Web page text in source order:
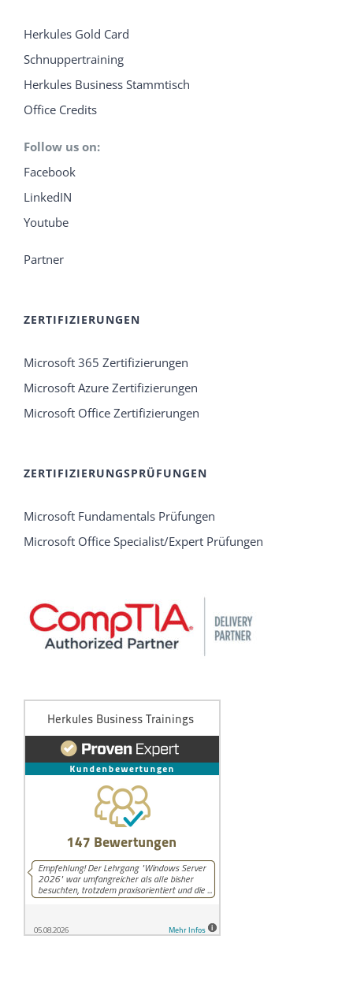
Herkules Gold Card
Schnuppertraining
Herkules Business Stammtisch
Office Credits
Follow us on:
Facebook
LinkedIN
Youtube
Partner
ZERTIFIZIERUNGEN
Microsoft 365 Zertifizierungen
Microsoft Azure Zertifizierungen
Microsoft Office Zertifizierungen
ZERTIFIZIERUNGSPRÜFUNGEN
Microsoft Fundamentals Prüfungen
Microsoft Office Specialist/Expert Prüfungen